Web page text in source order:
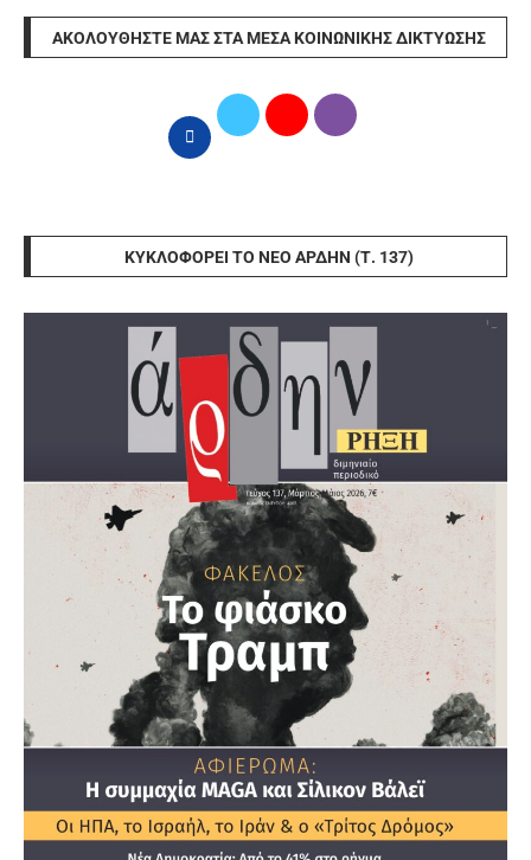
ΑΚΟΛΟΥΘΉΣΤΕ ΜΑΣ ΣΤΑ ΜΈΣΑ ΚΟΙΝΩΝΙΚΉΣ ΔΙΚΤΎΩΣΗΣ
ΚΥΚΛΟΦΟΡΕΊ ΤΟ ΝΈΟ ΆΡΔΗΝ (Τ. 137)